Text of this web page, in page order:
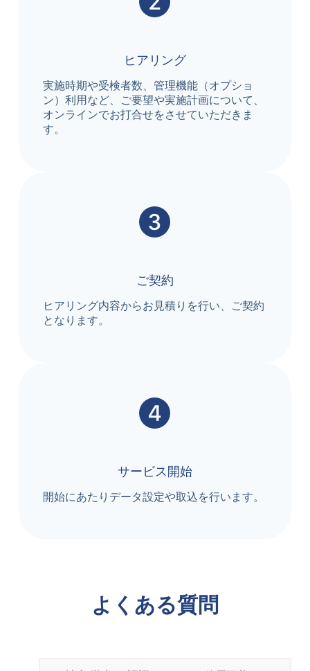
ヒアリング
実施時期や受検者数、管理機能（オプショ
ン）利用など、ご要望や実施計画について、
オンラインでお打合せをさせていただきま
す。
ご契約
ヒアリング内容からお見積りを行い、ご契約
となります。
サービス開始
開始にあたりデータ設定や取込を行います。
よくある質問